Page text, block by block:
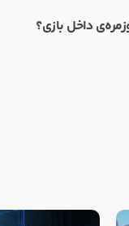
داخل بازی؟